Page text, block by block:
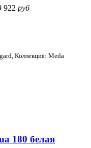
922 руб
Коллекция: Meda
180 белая